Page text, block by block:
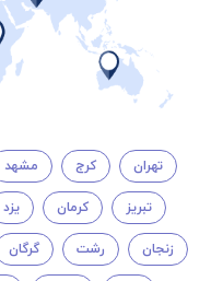
تهران کرج مشهد
تبریز کرمان یزد
زنجان رشت گرگان